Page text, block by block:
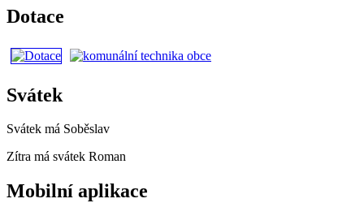
Dotace
Svátek
Svátek má Soběslav
Zítra má svátek Roman
Mobilní aplikace